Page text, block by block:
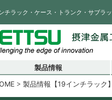
チラック・ケース・トランク・サブラ
製品情報
製品情報【19インチラック】